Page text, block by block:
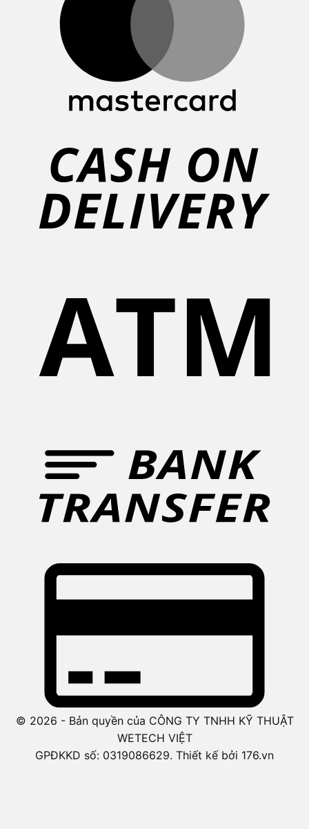
© 2026 - Bản quyền của CÔNG TY TNHH KỸ THUẬT
WETECH VIỆT
GPĐKKD số: 0319086629. Thiết kế bởi 176.vn